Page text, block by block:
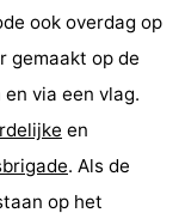
ook overdag op
gemaakt op de
via een vlag.
en
. Als de
op het